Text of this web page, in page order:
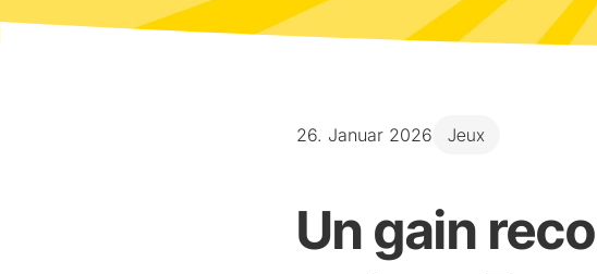
26. Januar 2026 Jeux
Un gain